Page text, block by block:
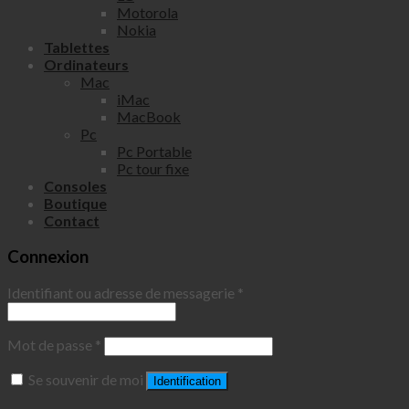
Motorola
Nokia
Tablettes
Ordinateurs
Mac
iMac
MacBook
Pc
Pc Portable
Pc tour fixe
Consoles
Boutique
Contact
Connexion
Identifiant ou adresse de messagerie *
Mot de passe *
Se souvenir de moi
Identification